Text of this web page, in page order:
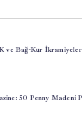
ve Bağ-Kur
50 Penny Madeni